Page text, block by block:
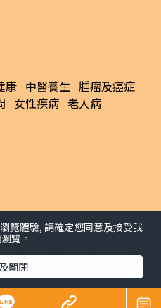
康 中醫養生 腫瘤及癌症
女性疾病 老人病
/國際
題/人物
香港經濟日報版權所有©2026
覽體驗, 請確定您同意及接受我
覽。
關閉